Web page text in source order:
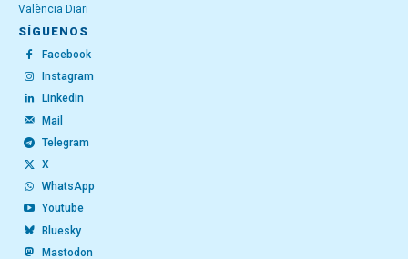
València Diari
SÍGUENOS
Facebook
Instagram
Linkedin
Mail
Telegram
X
WhatsApp
Youtube
Bluesky
Mastodon